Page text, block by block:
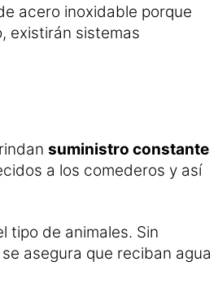
acero inoxidable porque
existirán sistemas
suministro constante
a los comederos y así
tipo de animales. Sin
asegura que reciban agua